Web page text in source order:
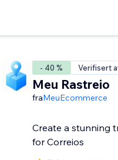
- 40 % Verifisert
Meu Rastreio
fraMeuEcommerce
Create a stunning
for Correios